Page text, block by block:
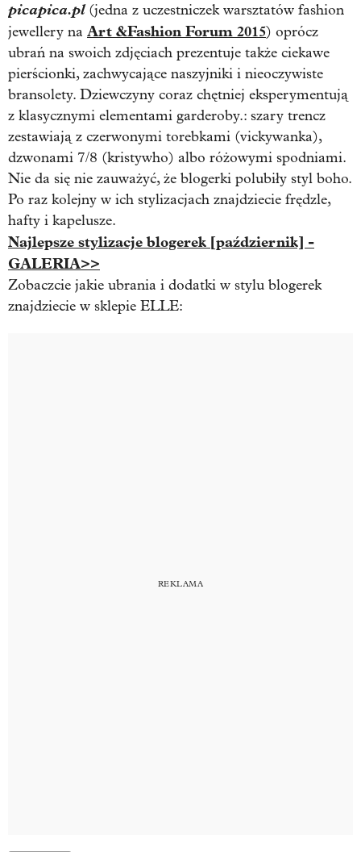
picapica.pl(jedna z uczestniczek warsztatów fashion
jewellery na Art &Fashion Forum 2015) oprócz
ubrań na swoich zdjęciach prezentuje także ciekawe
pierścionki, zachwycające naszyjniki i nieoczywiste
bransolety. Dziewczyny coraz chętniej eksperymentują
z klasycznymi elementami garderoby.: szary trencz
zestawiają z czerwonymi torebkami (vickywanka),
dzwonami 7/8 (kristywho) albo różowymi spodniami.
Nie da się nie zauważyć, że blogerki polubiły styl boho.
Po raz kolejny w ich stylizacjach znajdziecie frędzle,
hafty i kapelusze.
Najlepsze stylizacje blogerek [październik] -
GALERIA>>
Zobaczcie jakie ubrania i dodatki w stylu blogerek
znajdziecie w sklepie ELLE: